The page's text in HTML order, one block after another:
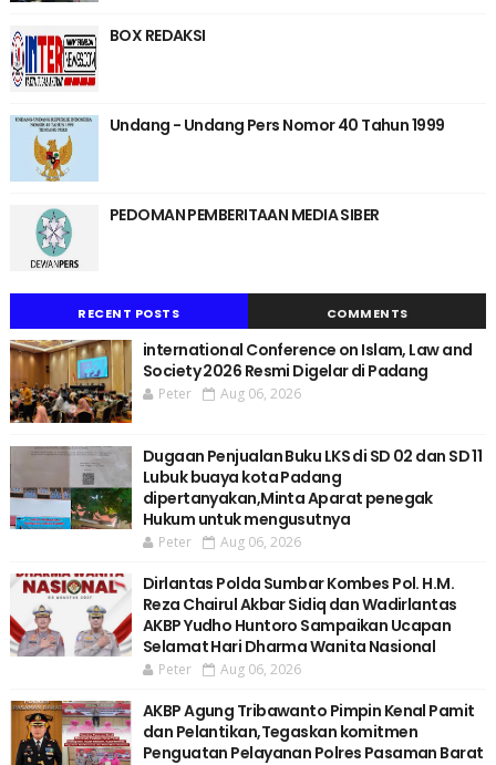
BOX REDAKSI
Undang - Undang Pers Nomor 40 Tahun 1999
PEDOMAN PEMBERITAAN MEDIA SIBER
RECENT POSTS COMMENTS
international Conference on Islam, Law and
Society 2026 Resmi Digelar di Padang
Peter Aug 06, 2026
Dugaan Penjualan Buku LKS di SD 02 dan SD 11
Lubuk buaya kota Padang
dipertanyakan,Minta Aparat penegak
Hukum untuk mengusutnya
Peter Aug 06, 2026
Dirlantas Polda Sumbar Kombes Pol. H.M.
Reza Chairul Akbar Sidiq dan Wadirlantas
AKBP Yudho Huntoro Sampaikan Ucapan
Selamat Hari Dharma Wanita Nasional
Peter Aug 06, 2026
AKBP Agung Tribawanto Pimpin Kenal Pamit
dan Pelantikan,Tegaskan komitmen
Penguatan Pelayanan Polres Pasaman Barat